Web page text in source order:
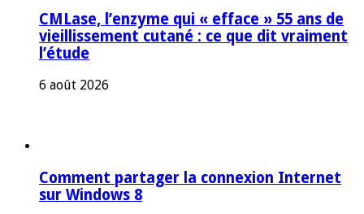
CMLase, l’enzyme qui « efface » 55 ans de
vieillissement cutané : ce que dit vraiment
l’étude
6 août 2026
Comment partager la connexion Internet
sur Windows 8